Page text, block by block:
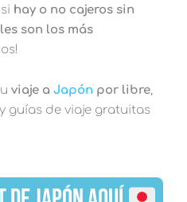
hay o no cajeros sin
son los más
viaje aJapón por libre,
guías de viaje gratuitas